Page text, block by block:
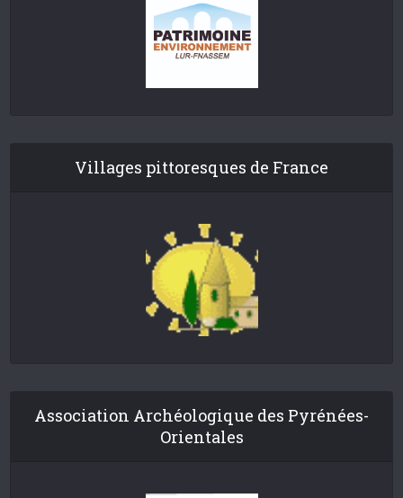
Villages pittoresques de France
Association Archéologique des Pyrénées-
Orientales